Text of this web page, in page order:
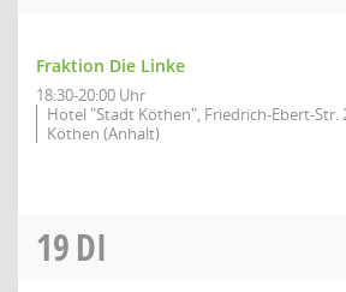
Fraktion Die Linke
18:30-20:00 Uhr
Hotel "Stadt Köthen", Friedrich-Ebert-Str.
Köthen (Anhalt)
19DI